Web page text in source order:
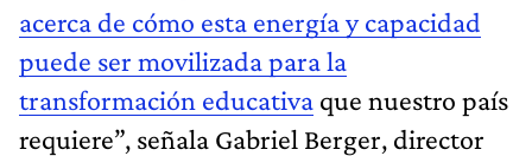
acerca de cómo esta energía y capacidad
puede ser movilizada para la
transformación educativa que nuestro país
requiere”, señala Gabriel Berger, director